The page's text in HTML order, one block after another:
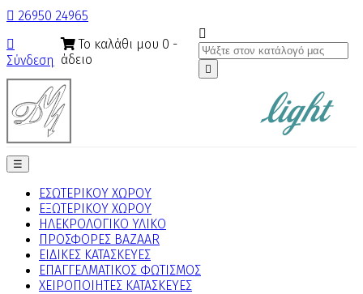
 26950 24965

Σύνδεση
Το καλάθι μου 0 -
άδειο


Toggle
navigation
☰
ΕΣΩΤΕΡΙΚΟΥ ΧΩΡΟΥ
ΕΞΩΤΕΡΙΚΟΥ ΧΩΡΟΥ
ΗΛΕΚΡΟΛΟΓΙΚΟ ΥΛΙΚΟ
ΠΡΟΣΦΟΡΕΣ BAZAAR
ΕΙΔΙΚΕΣ ΚΑΤΑΣΚΕΥΕΣ
ΕΠΑΓΓΕΛΜΑΤΙΚΟΣ ΦΩΤΙΣΜΟΣ
ΧΕΙΡΟΠΟΙΗΤΕΣ ΚΑΤΑΣΚΕΥΕΣ